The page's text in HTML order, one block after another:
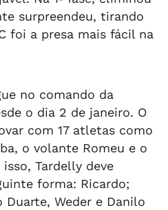
surpreendeu, tirando
foi a presa mais fácil na
no comando da
o dia 2 de janeiro. O
com 17 atletas como
o volante Romeu e o
Tardelly deve
forma: Ricardo;
Duarte, Weder e Danilo